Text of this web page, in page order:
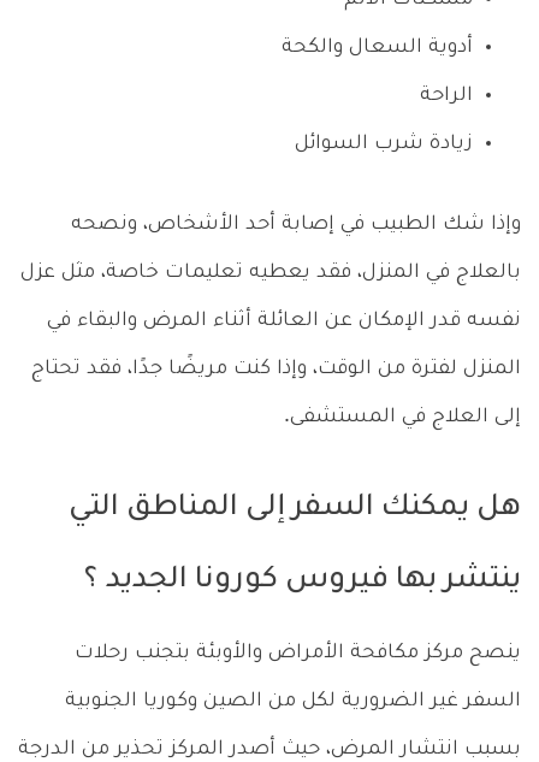
أدوية السعال والكحة
الراحة
زيادة شرب السوائل
وإذا شك الطبيب في إصابة أحد الأشخاص، ونصحه
بالعلاج في المنزل، فقد يعطيه تعليمات خاصة، مثل عزل
نفسه قدر الإمكان عن العائلة أثناء المرض والبقاء في
المنزل لفترة من الوقت، وإذا كنت مريضًا جدًا، فقد تحتاج
إلى العلاج في المستشفى.
هل يمكنك السفر إلى المناطق التي
ينتشر بها فيروس كورونا الجديد ؟
ينصح مركز مكافحة الأمراض والأوبئة بتجنب رحلات
السفر غير الضرورية لكل من الصين وكوريا الجنوبية
بسبب انتشار المرض، حيث أصدر المركز تحذير من الدرجة